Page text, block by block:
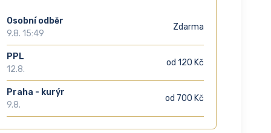
Osobní odběr
9.8. 15:49
Zdarma
PPL
12.8.
od 120 Kč
Praha - kurýr
9.8.
od 700 Kč